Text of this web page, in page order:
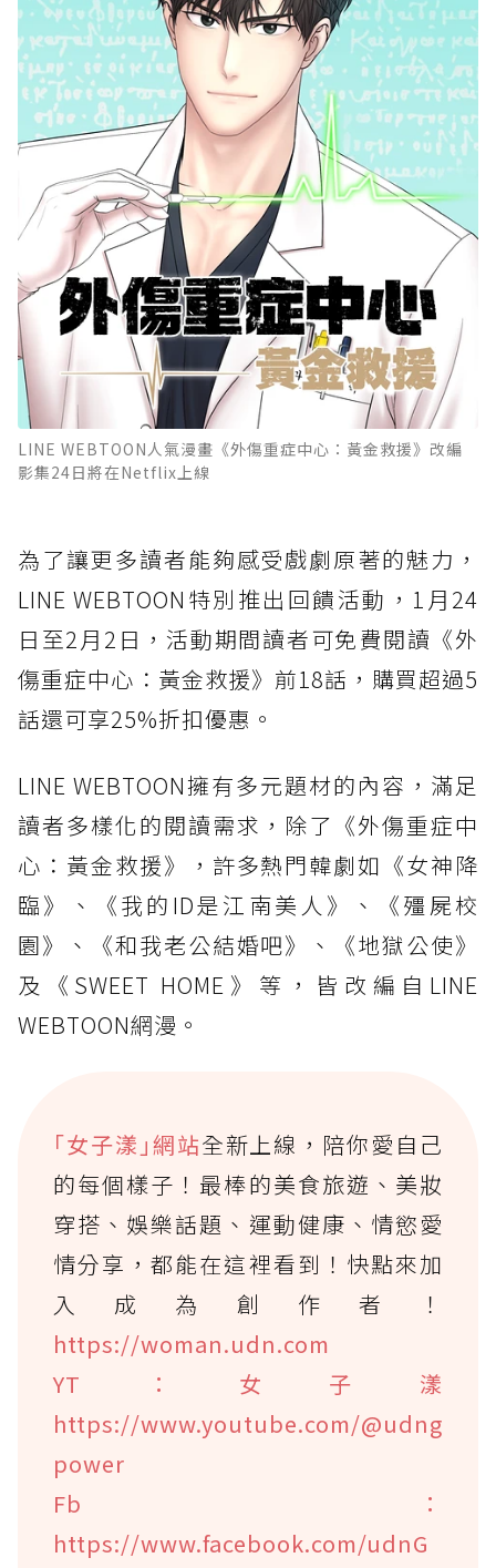
LINE WEBTOON人氣漫畫《外傷重症中心：黃金救援》改編
影集24日將在Netflix上線
為了讓更多讀者能夠感受戲劇原著的魅力，
LINE WEBTOON特別推出回饋活動，1月24
日至2月2日，活動期間讀者可免費閱讀《外
傷重症中心：黃金救援》前18話，購買超過5
話還可享25%折扣優惠。
LINE WEBTOON擁有多元題材的內容，滿足
讀者多樣化的閱讀需求，除了《外傷重症中
心：黃金救援》，許多熱門韓劇如《女神降
臨》、《我的ID是江南美人》、《殭屍校
園》、《和我老公結婚吧》、《地獄公使》
及《SWEET HOME》等，皆改編自LINE
WEBTOON網漫。
｢女子漾｣網站全新上線，陪你愛自己
的每個樣子！最棒的美食旅遊、美妝
穿搭、娛樂話題、運動健康、情慾愛
情分享，都能在這裡看到！快點來加
入成為創作者！
https://woman.udn.com
YT：女子漾
https://www.youtube.com/@udng
power
Fb：
https://www.facebook.com/udnG